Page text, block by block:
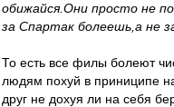
обижайся.Они просто не
за Спартак болеешь,а не
То есть все филы болеют
людям похуй в приниципе
друг не дохуя ли на себя